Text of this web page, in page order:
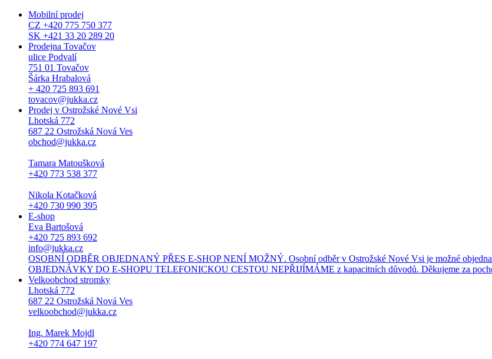
Mobilní prodej
CZ +420 775 750 377
SK +421 33 20 289 20
Prodejna Tovačov
ulice Podvalí
751 01 Tovačov
Šárka Hrabalová
+ 420 725 893 691
tovacov@jukka.cz
Prodej v Ostrožské Nové Vsi
Lhotská 772
687 22 Ostrožská Nová Ves
obchod@jukka.cz
Tamara Matoušková
+420 773 538 377
Nikola Kotačková
+420 730 990 395
E-shop
Eva Bartošová
+420 725 893 692
info@jukka.cz
OSOBNÍ ODBĚR OBJEDNANÝ PŘES E-SHOP NENÍ MOŽNÝ. Osobní odběr v Ostrožské Nové Vsi je možné objednat
OBJEDNÁVKY DO E-SHOPU TELEFONICKOU CESTOU NEPŘIJÍMÁME z kapacitních důvodů. Děkujeme za
Velkoobchod stromky
Lhotská 772
687 22 Ostrožská Nová Ves
velkoobchod@jukka.cz
Ing. Marek Mojdl
+420 774 647 197